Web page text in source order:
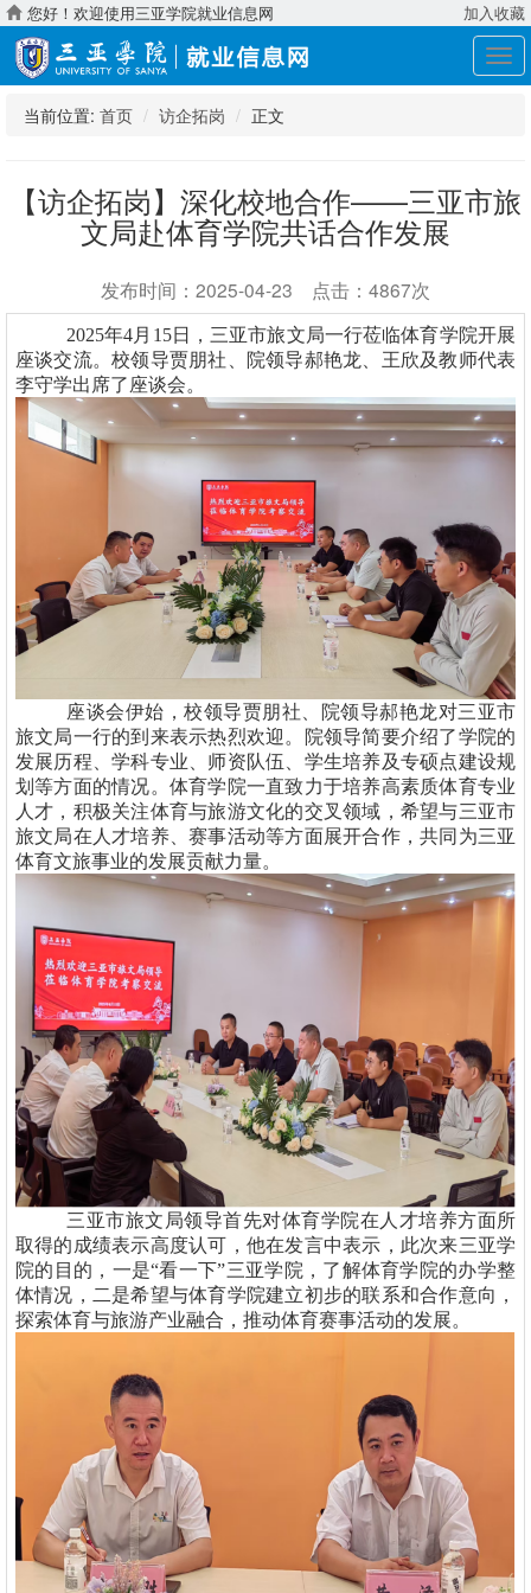
您好！欢迎使用三亚学院就业信息网 加入收藏
展
开
当前位置: 首页 访企拓岗 正文
【访企拓岗】深化校地合作——三亚市旅
文局赴体育学院共话合作发展
发布时间：2025-04-23 点击：4867次
2025年4月15日，三亚市旅文局一行莅临体育学院开展
座谈交流。校领导贾朋社、院领导郝艳龙、王欣及教师代表
李守学出席了座谈会。
座谈会伊始，校领导贾朋社、院领导郝艳龙对三亚市
旅文局一行的到来表示热烈欢迎。院领导简要介绍了学院的
发展历程、学科专业、师资队伍、学生培养及专硕点建设规
划等方面的情况。体育学院一直致力于培养高素质体育专业
人才，积极关注体育与旅游文化的交叉领域，希望与三亚市
旅文局在人才培养、赛事活动等方面展开合作，共同为三亚
体育文旅事业的发展贡献力量。
三亚市旅文局领导首先对体育学院在人才培养方面所
取得的成绩表示高度认可，他在发言中表示，此次来三亚学
院的目的，一是“看一下”三亚学院，了解体育学院的办学整
体情况，二是希望与体育学院建立初步的联系和合作意向，
探索体育与旅游产业融合，推动体育赛事活动的发展。